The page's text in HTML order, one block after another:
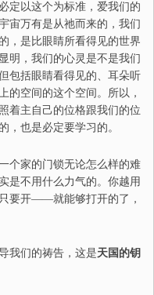
定以这个为标准，爱我们的
宙万有是从祂而来的，我们
，是比眼睛所看得见的世界
明，我们的心灵是不是我们
包括眼睛看得见的、耳朵听
的空间的这个空间。所以，
着主自己的位格跟我们的位
，也是必定要学习的。
个家的门锁无论怎么样的难
是不用什么力气的。你越用
要开——就能够打开的了，
我们的祷告，这是天国的钥